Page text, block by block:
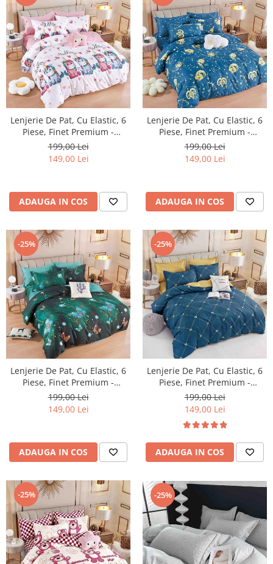
Lenjerie De Pat, Cu Elastic, 6
Piese, Finet Premium -
LPBF6PE27
199,00 Lei
149,00 Lei
ADAUGA IN COS
Lenjerie De Pat, Cu Elastic, 6
Piese, Finet Premium -
LPBF6PE28
199,00 Lei
149,00 Lei
ADAUGA IN COS
-25%
Lenjerie De Pat, Cu Elastic, 6
Piese, Finet Premium -
LPBF6PE29
199,00 Lei
149,00 Lei
ADAUGA IN COS
-25%
Lenjerie De Pat, Cu Elastic, 6
Piese, Finet Premium -
LPBF6PE30
199,00 Lei
149,00 Lei
ADAUGA IN COS
-25% -25%